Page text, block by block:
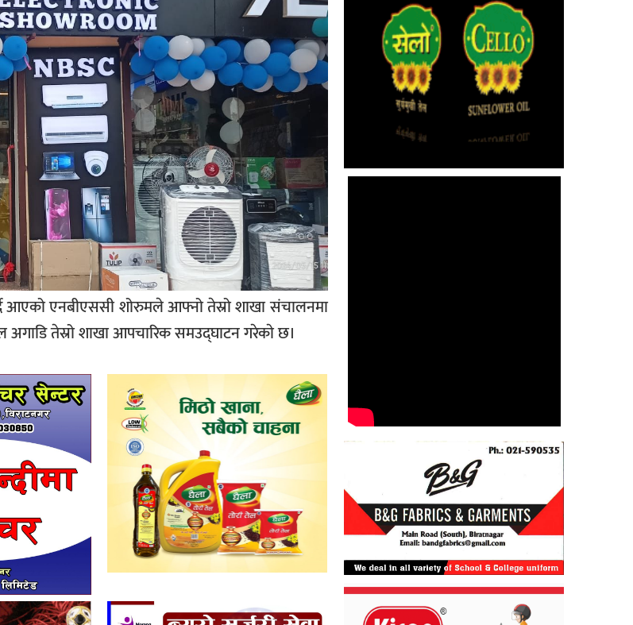
आएको एनबीएससी शोरुमले आफ्नो तेस्रो शाखा संचालनमा
तेस्रो शाखा आपचारिक समउद्घाटन गरेकाे छ।